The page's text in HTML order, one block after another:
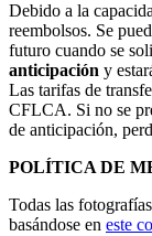
Debido a la
reembolsos. Se
futuro cuando se
anticipación y
Las tarifas de
CFLCA. Si no se
de anticipación,
POLÍTICA DE
Todas las
basándose en este